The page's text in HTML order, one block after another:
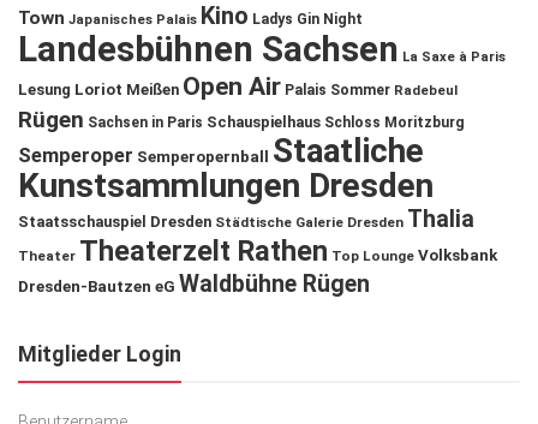
Town Japanisches Palais Kino Ladys Gin Night
Landesbühnen Sachsen La Saxe à Paris
Lesung Loriot Meißen Open Air Palais Sommer Radebeul
Rügen Sachsen in Paris Schauspielhaus Schloss Moritzburg
Semperoper Semperopernball
Staatliche
Kunstsammlungen Dresden
Staatsschauspiel Dresden Städtische Galerie Dresden Thalia
Theater Theaterzelt Rathen Top Lounge Volksbank
Dresden-Bautzen eG Waldbühne Rügen
Mitglieder Login